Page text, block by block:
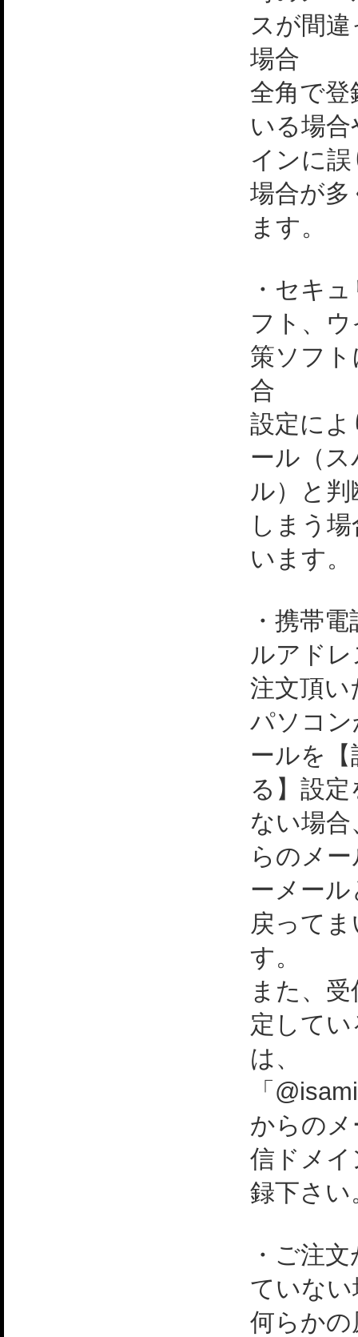
スが間
場合
全角で
いる場
インに
場合が
ます。
・セキ
フト、
策ソフ
合
設定に
ール（
ル）と
しまう
います。
・携帯
ルアド
注文頂い
パソコ
ールを【
る】設
ない場
らのメ
ーメー
戻って
す。
また、
定して
は、
「
からの
信ドメ
録下さい
・ご注
ていない
何らか